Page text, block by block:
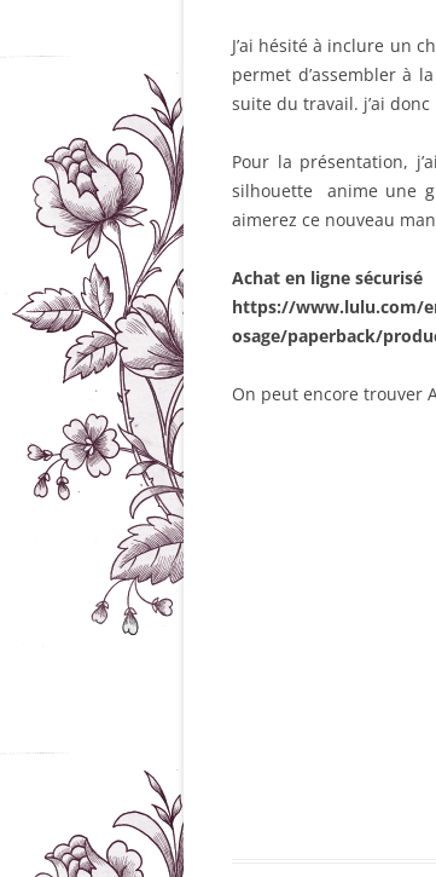
J’ai hésité à inclure un
permet d’assembler à
suite du travail. j’ai donc
Pour la présentation,
silhouette anime une
aimerez ce nouveau
Achat en ligne sécurisé
https://www.lulu.com/
osage/paperback/
On peut encore trouver